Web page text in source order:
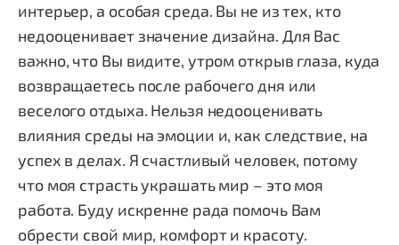
интерьер, а особая среда. Вы не из тех, кто
недооценивает значение дизайна. Для Вас
важно, что Вы видите, утром открыв глаза, куда
возвращаетесь после рабочего дня или
веселого отдыха. Нельзя недооценивать
влияния среды на эмоции и, как следствие, на
успех в делах. Я счастливый человек, потому
что моя страсть украшать мир – это моя
работа. Буду искренне рада помочь Вам
обрести свой мир, комфорт и красоту.